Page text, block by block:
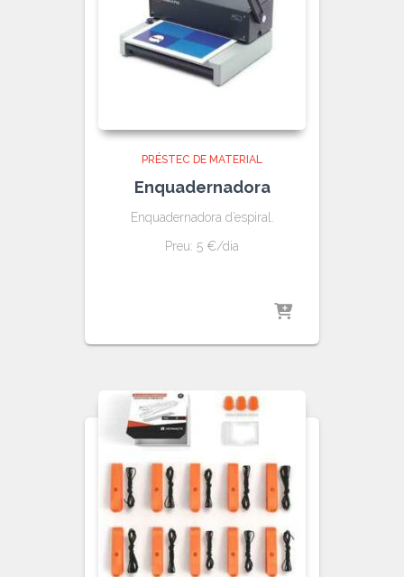
PRÉSTEC DE MATERIAL
Enquadernadora
Enquadernadora d’espiral.
Preu: 5 €/dia